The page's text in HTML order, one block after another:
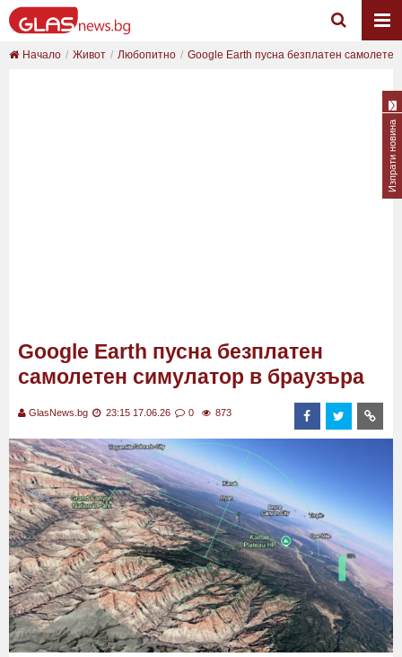
Начало Живот Любопитно Google Earth пусна безплатен
Google Earth пусна безплатен
самолетен симулатор в браузъра
GlasNews.bg 23:15 17.06.26 0 873
Изпрати новина